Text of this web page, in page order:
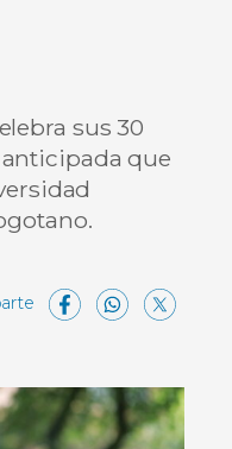
sus 30
que